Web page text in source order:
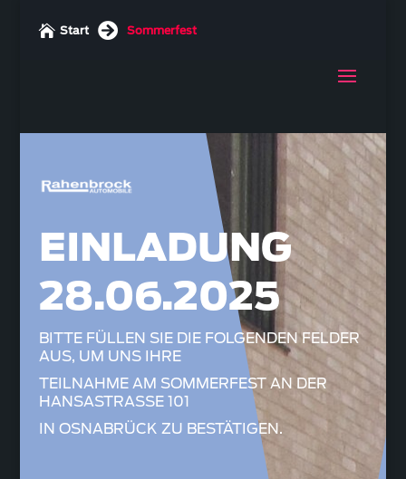
 Start  Sommerfest
EINLADUNG
28.06.2025
BITTE FÜLLEN SIE DIE FOLGENDEN FELDER
AUS, UM UNS IHRE
TEILNAHME AM SOMMERFEST AN DER
HANSASTRASSE 101
IN OSNABRÜCK ZU BESTÄTIGEN.